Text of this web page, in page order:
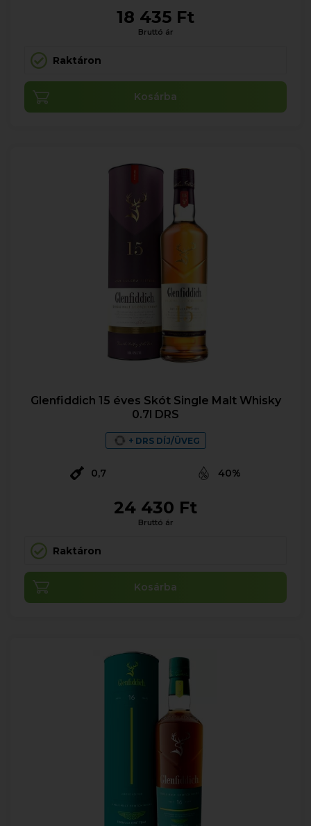
18 435 Ft
Bruttó ár
Raktáron
Kosárba
Glenfiddich 15 éves Skót Single Malt Whisky
0.7l DRS
+ DRS DÍJ/ÜVEG
0,7 40%
24 430 Ft
Bruttó ár
Raktáron
Kosárba